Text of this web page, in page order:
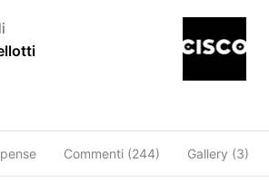
Commenti (244) Gallery (3)